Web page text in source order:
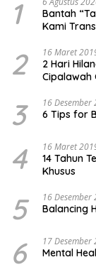
1
Bantah
Kami
2 16 Maret
2 Hari
Cipalawah
3 16 Desember
6 Tips for
4 16 Maret
14 Tahun
Khusus
5 16 Desember
Balancing
6 17 Desember
Mental